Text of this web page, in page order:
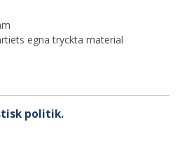
egna tryckta material
politik.